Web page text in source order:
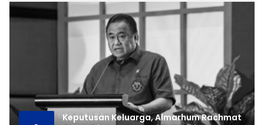
Keputusan Keluarga, Almarhum Rachmat